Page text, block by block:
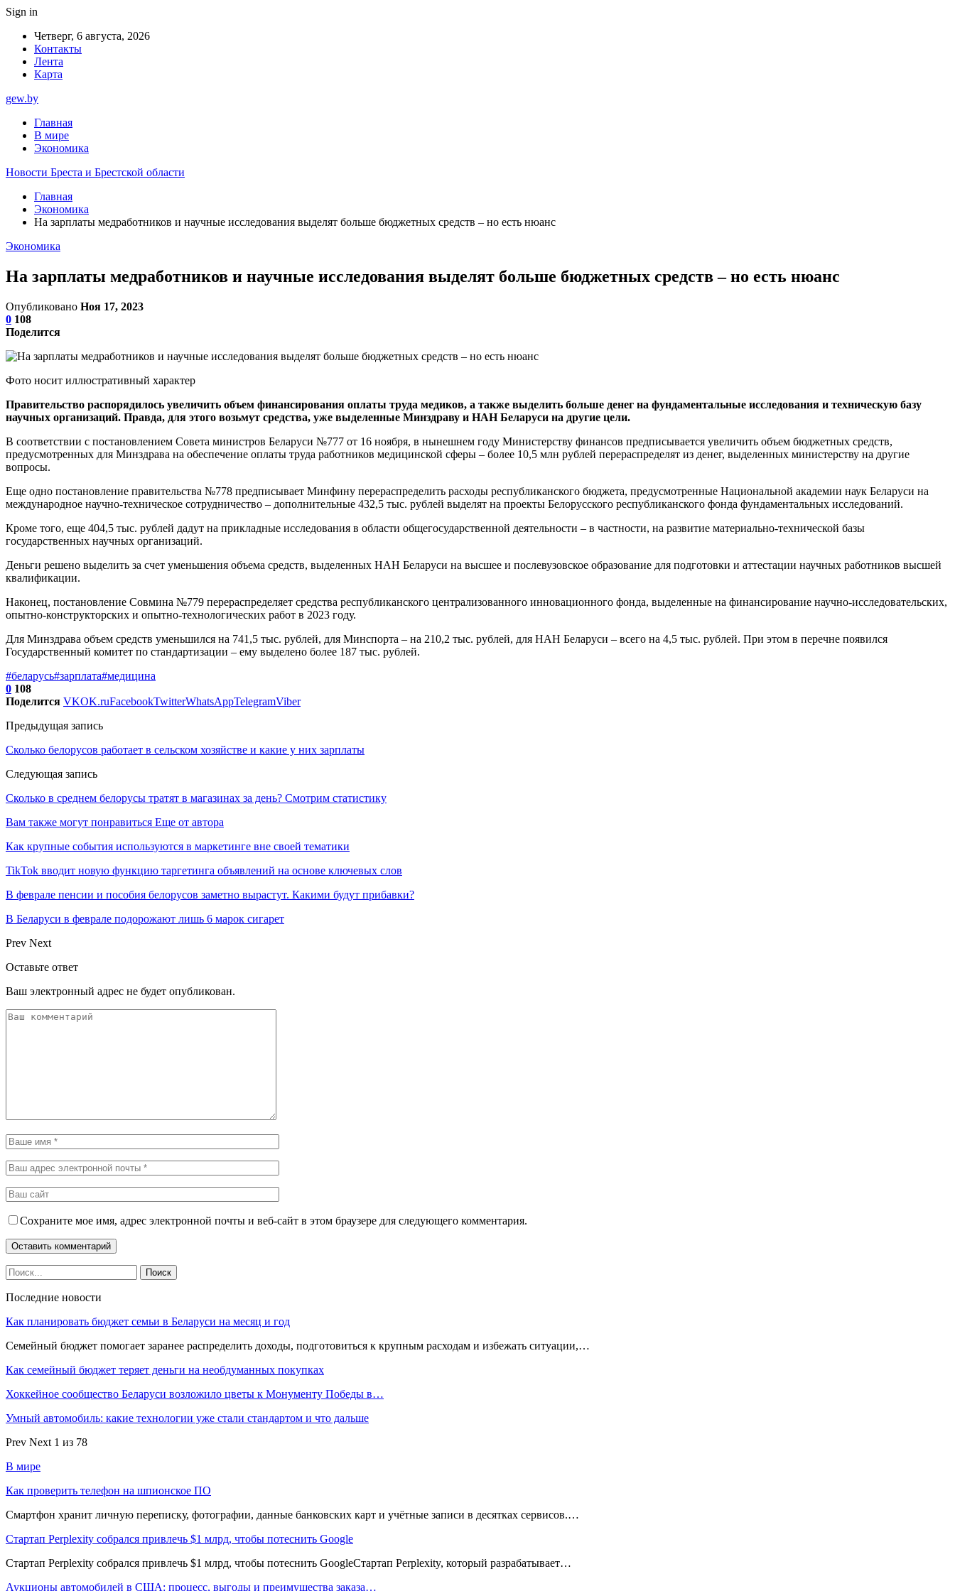
Sign in
Четверг, 6 августа, 2026
Контакты
Лента
Карта
gew.by
Главная
В мире
Экономика
Новости Бреста и Брестской области
Главная
Экономика
На зарплаты медработников и научные исследования выделят больше бюджетных средств – но есть нюанс
Экономика
На зарплаты медработников и научные исследования выделят больше бюджетных средств – но есть нюанс
Опубликовано Ноя 17, 2023
0 108
Поделится
Фото носит иллюстративный характер
Правительство распорядилось увеличить объем финансирования оплаты труда медиков, а также выделить больше денег на фундаментальные исследования и техническую базу
научных организаций. Правда, для этого возьмут средства, уже выделенные Минздраву и НАН Беларуси на другие цели.
В соответствии с постановлением Совета министров Беларуси №777 от 16 ноября, в нынешнем году Министерству финансов предписывается увеличить объем бюджетных средств,
предусмотренных для Минздрава на обеспечение оплаты труда работников медицинской сферы – более 10,5 млн рублей перераспределят из денег, выделенных министерству на другие
вопросы.
Еще одно постановление правительства №778 предписывает Минфину перераспределить расходы республиканского бюджета, предусмотренные Национальной академии наук Беларуси на
международное научно-техническое сотрудничество – дополнительные 432,5 тыс. рублей выделят на проекты Белорусского республиканского фонда фундаментальных исследований.
Кроме того, еще 404,5 тыс. рублей дадут на прикладные исследования в области общегосударственной деятельности – в частности, на развитие материально-технической базы
государственных научных организаций.
Деньги решено выделить за счет уменьшения объема средств, выделенных НАН Беларуси на высшее и послевузовское образование для подготовки и аттестации научных работников высшей
квалификации.
Наконец, постановление Совмина №779 перераспределяет средства республиканского централизованного инновационного фонда, выделенные на финансирование научно-исследовательских,
опытно-конструкторских и опытно-технологических работ в 2023 году.
Для Минздрава объем средств уменьшился на 741,5 тыс. рублей, для Минспорта – на 210,2 тыс. рублей, для НАН Беларуси – всего на 4,5 тыс. рублей. При этом в перечне появился
Государственный комитет по стандартизации – ему выделено более 187 тыс. рублей.
#беларусь#зарплата#медицина
0 108
Поделится VKOK.ruFacebookTwitterWhatsAppTelegramViber
Предыдущая запись
Сколько белорусов работает в сельском хозяйстве и какие у них зарплаты
Следующая запись
Сколько в среднем белорусы тратят в магазинах за день? Смотрим статистику
Вам также могут понравиться Еще от автора
Как крупные события используются в маркетинге вне своей тематики
TikTok вводит новую функцию таргетинга объявлений на основе ключевых слов
В феврале пенсии и пособия белорусов заметно вырастут. Какими будут прибавки?
В Беларуси в феврале подорожают лишь 6 марок сигарет
Prev Next
Оставьте ответ
Ваш электронный адрес не будет опубликован.
Сохраните мое имя, адрес электронной почты и веб-сайт в этом браузере для следующего комментария.
Последние новости
Как планировать бюджет семьи в Беларуси на месяц и год
Семейный бюджет помогает заранее распределить доходы, подготовиться к крупным расходам и избежать ситуации,…
Как семейный бюджет теряет деньги на необдуманных покупках
Хоккейное сообщество Беларуси возложило цветы к Монументу Победы в…
Умный автомобиль: какие технологии уже стали стандартом и что дальше
Prev Next 1 из 78
В мире
Как проверить телефон на шпионское ПО
Смартфон хранит личную переписку, фотографии, данные банковских карт и учётные записи в десятках сервисов.…
Стартап Perplexity собрался привлечь $1 млрд, чтобы потеснить Google
Стартап Perplexity собрался привлечь $1 млрд, чтобы потеснить GoogleСтартап Perplexity, который разрабатывает…
Аукционы автомобилей в США: процесс, выгоды и преимущества заказа…